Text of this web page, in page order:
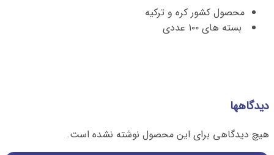
محصول کشور کره و ترکیه
بسته های ۱۰۰ عددی
دیدگاهها
هیچ دیدگاهی برای این محصول نوشته نشده است.